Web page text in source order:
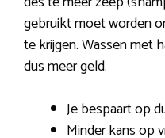
gebruikt moet worden
te krijgen. Wassen met
dus meer geld.
Je bespaart op
Minder kans op